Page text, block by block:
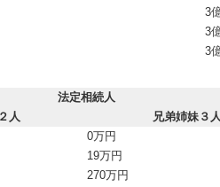
3
3
3
法定相続人
人 兄弟姉妹３人
0万円
19万円
270万円